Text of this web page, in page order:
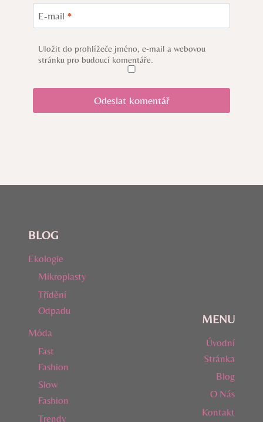
E-mail *
Uložit do prohlížeče jméno, e-mail a webovou
stránku pro budoucí komentáře.
BLOG
Ekologie
Mikroplasty
Třídění
Odpadu
Móda
Fast
Fashion
Slow
Fashion
Trendy
MENU
Úvodní
Stránka
Blog
O Nás
Kontakt